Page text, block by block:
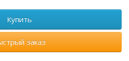
Купить
заказ